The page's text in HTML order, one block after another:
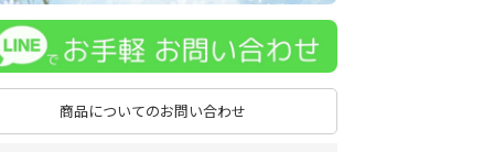
商品についてのお問い合わせ